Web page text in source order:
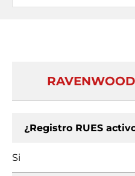
¿Registro RUES
Si